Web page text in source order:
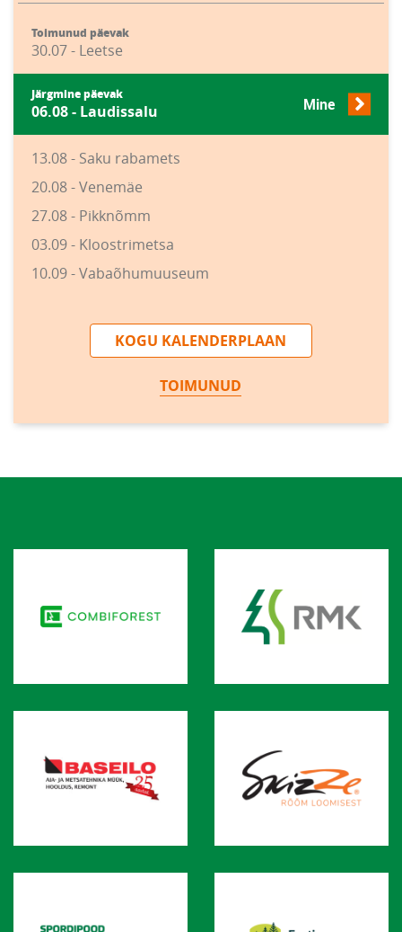
Toimunud päevak
30.07 - Leetse
Järgmine päevak
06.08 - Laudissalu Mine
13.08 - Saku rabamets
20.08 - Venemäe
27.08 - Pikknõmm
03.09 - Kloostrimetsa
10.09 - Vabaõhumuuseum
KOGU KALENDERPLAAN
TOIMUNUD